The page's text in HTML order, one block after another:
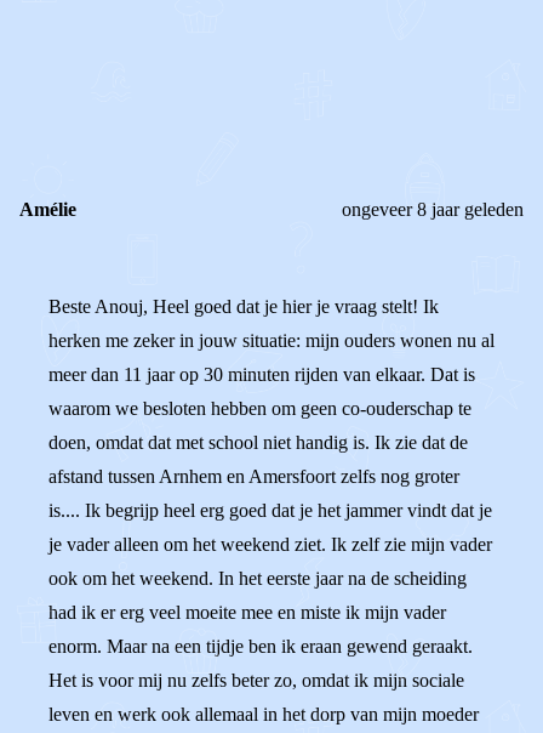
Amélie ongeveer 8 jaar geleden
Beste Anouj, Heel goed dat je hier je vraag stelt! Ik
herken me zeker in jouw situatie: mijn ouders wonen nu al
meer dan 11 jaar op 30 minuten rijden van elkaar. Dat is
waarom we besloten hebben om geen co-ouderschap te
doen, omdat dat met school niet handig is. Ik zie dat de
afstand tussen Arnhem en Amersfoort zelfs nog groter
is.... Ik begrijp heel erg goed dat je het jammer vindt dat je
je vader alleen om het weekend ziet. Ik zelf zie mijn vader
ook om het weekend. In het eerste jaar na de scheiding
had ik er erg veel moeite mee en miste ik mijn vader
enorm. Maar na een tijdje ben ik eraan gewend geraakt.
Het is voor mij nu zelfs beter zo, omdat ik mijn sociale
leven en werk ook allemaal in het dorp van mijn moeder